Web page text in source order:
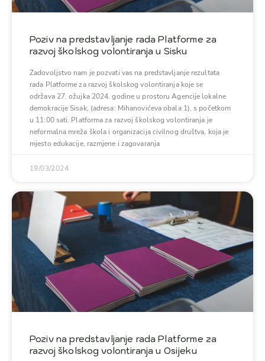
Poziv na predstavljanje rada Platforme za
razvoj školskog volontiranja u Sisku
Zadovoljstvo nam je pozvati vas na predstavljanje rezultata
rada Platforme za razvoj školskog volontiranja koje se
održava 27. ožujka 2024. godine u prostoru Agencije lokalne
demokracije Sisak, (adresa: Mihanovićeva obala 1), s početkom
u 11:00 sati. Platforma za razvoj školskog volontiranja je
neformalna mreža škola i organizacija civilnog društva, koja je
mjesto edukacije, razmjene i zagovaranja
19/03/2024
Poziv na predstavljanje rada Platforme za
razvoj školskog volontiranja u Osijeku